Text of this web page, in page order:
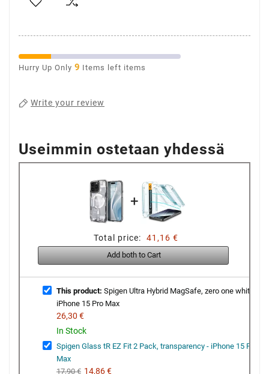
Hurry Up Only 9 Items left items
Write your review
Useimmin ostetaan yhdessä
+
Total price: 41,16 €
Add both to Cart
This product: Spigen Ultra Hybrid MagSafe, zero one white -
iPhone 15 Pro Max
26,30 €
In Stock
Spigen Glass tR EZ Fit 2 Pack, transparency - iPhone 15 Pro
Max
17,90 € 14,86 €